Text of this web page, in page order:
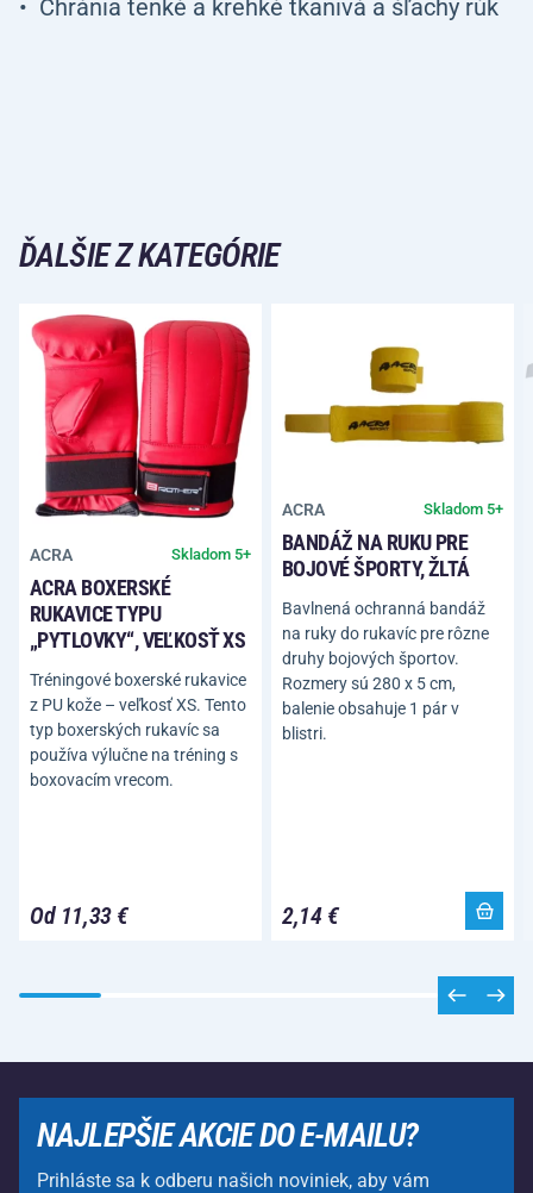
Chránia tenké a krehké tkanivá a šľachy rúk
ĎALŠIE Z KATEGÓRIE
ACRA Skladom 5+
ACRA BOXERSKÉ
RUKAVICE TYPU
„PYTLOVKY“, VEĽKOSŤ XS
Tréningové boxerské rukavice
z PU kože – veľkosť XS. Tento
typ boxerských rukavíc sa
používa výlučne na tréning s
boxovacím vrecom.
Od 11,33 €
ACRA Skladom 5+
BANDÁŽ NA RUKU PRE
BOJOVÉ ŠPORTY, ŽLTÁ
Bavlnená ochranná bandáž
na ruky do rukavíc pre rôzne
druhy bojových športov.
Rozmery sú 280 x 5 cm,
balenie obsahuje 1 pár v
blistri.
2,14 €
NAJLEPŠIE AKCIE DO E-MAILU?
Prihláste sa k odberu našich noviniek, aby vám